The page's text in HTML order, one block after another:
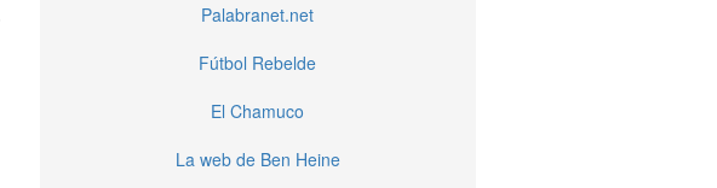
Palabranet.net
Fútbol Rebelde
El Chamuco
La web de Ben Heine